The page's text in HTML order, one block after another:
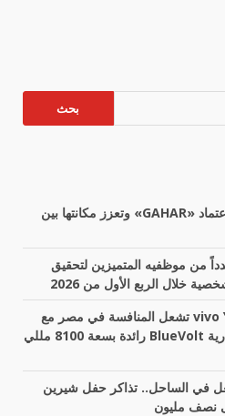
مستشفى مصر للطيران تجدد اعتماد «GAHAR» وتعزز مكانتها بين
من موظفيه المتميزين لتحقيق
خلال الربع الأول من 2026
أكبر بطارية في تاريخ سلسلة vivo Y تشعل المنافسة في مصر مع
إطلاق vivo Y500، المزود ببطارية BlueVolt رائدة بسعة 8100 مللي
في الساحل.. تذاكر حفل شيرين